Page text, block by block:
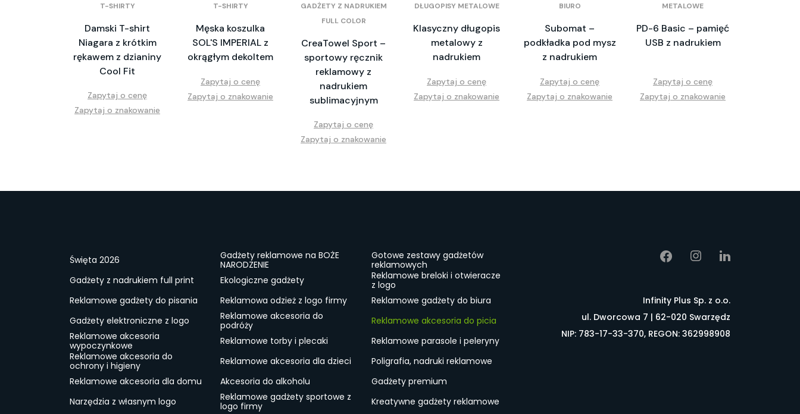
T-SHIRTY
Damski T-shirt
Niagara z krótkim
rękawem z dzianiny
Cool Fit
Zapytaj o cenę
Zapytaj o znakowanie
T-SHIRTY
Męska koszulka
SOL'S IMPERIAL z
okrągłym dekoltem
Zapytaj o cenę
Zapytaj o znakowanie
GADŻETY Z NADRUKIEM
FULL COLOR
CreaTowel Sport –
sportowy ręcznik
reklamowy z
nadrukiem
sublimacyjnym
Zapytaj o cenę
Zapytaj o znakowanie
DŁUGOPISY METALOWE
Klasyczny długopis
metalowy z
nadrukiem
Zapytaj o cenę
Zapytaj o znakowanie
BIURO
Subomat –
podkładka pod mysz
z nadrukiem
Zapytaj o cenę
Zapytaj o znakowanie
METALOWE
PD-6 Basic – pamięć
USB z nadrukiem
Zapytaj o cenę
Zapytaj o znakowanie
Święta 2026
Gadżety reklamowe na BOŻE
NARODZENIE
Gotowe zestawy gadżetów
reklamowych
Gadżety z nadrukiem full print
Ekologiczne gadżety
Reklamowe breloki i otwieracze
z logo
Reklamowe gadżety do pisania
Reklamowa odzież z logo firmy
Reklamowe gadżety do biura
Gadżety elektroniczne z logo
Reklamowe akcesoria do
podróży
Reklamowe akcesoria do picia
Reklamowe akcesoria
wypoczynkowe
Reklamowe torby i plecaki
Reklamowe parasole i peleryny
Reklamowe akcesoria do
ochrony i higieny
Reklamowe akcesoria dla dzieci
Poligrafia, nadruki reklamowe
Reklamowe akcesoria dla domu
Akcesoria do alkoholu
Gadżety premium
Narzędzia z własnym logo
Reklamowe gadżety sportowe z
logo firmy
Kreatywne gadżety reklamowe
Infinity Plus Sp. z o.o.
ul. Dworcowa 7 | 62-020 Swarzędz
NIP: 783-17-33-370, REGON: 362998908